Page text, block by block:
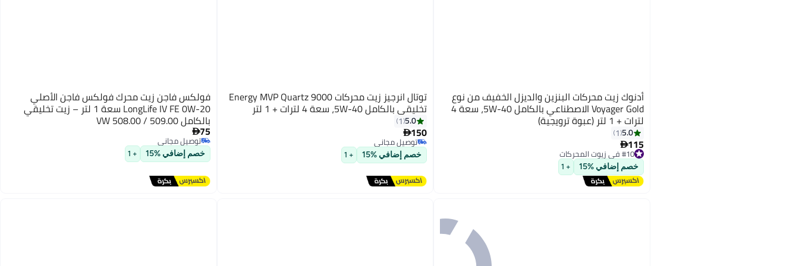
أدنوك زيت محركات البنزين والديزل الخفيف من نوع
Voyager Gold الاصطناعي بالكامل 5W-40، سعة 4
لترات + 1 لتر (عبوة ترويجية)
5.0
1
115#10 في زيوت المحركات
توصيل مجاني
#10 في زيوت المحركات
خصم إضافي %15 + 1
توتال انرجيز زيت محركات Energy MVP Quartz 9000
تخليقي بالكامل 5W-40، سعة 4 لترات + 1 لتر
5.0
1
150
توصيل مجاني
توصيل مجاني
خصم إضافي %15 + 1
فولكس فاجن زيت محرك فولكس فاجن الأصلي
LongLife IV FE 0W-20 سعة 1 لتر – زيت تخليقي
بالكامل VW 508.00 / 509.00
75
توصيل مجاني
توصيل مجاني
خصم إضافي %15 + 1